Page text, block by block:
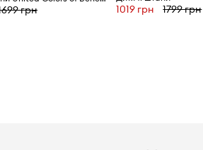
грн 1019 грн 1799 грн